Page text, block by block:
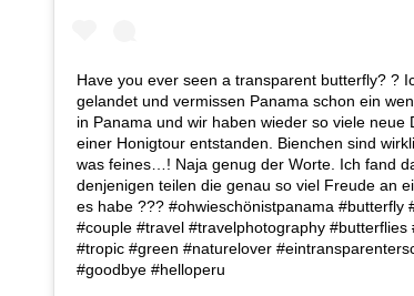
Have you ever seen a transparent butterfly? ?
gelandet und vermissen Panama schon ein
in Panama und wir haben wieder so viele
einer Honigtour entstanden. Bienchen sind
was feines…! Naja genug der Worte. Ich fand
denjenigen teilen die genau so viel Freude an
es habe ??? #ohwieschönistpanama
#couple #travel #travelphotography
#tropic #green #naturelover
#goodbye #helloperu